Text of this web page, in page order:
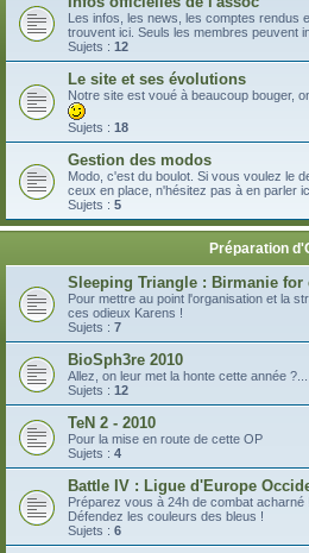
Les infos, les news, les comptes rendus
trouvent ici. Seuls les membres peuvent
Sujets : 12
Le site et ses évolutions
Notre site est voué à beaucoup bouger,
Sujets : 18
Gestion des modos
Modo, c'est du boulot. Si vous voulez le
ceux en place, n'hésitez pas à en parler
Sujets : 5
Préparation
Sleeping Triangle : Birmanie for
Pour mettre au point l'organisation et la
ces odieux Karens !
Sujets : 7
BioSph3re 2010
Allez, on leur met la honte cette année ?...
Sujets : 12
TeN 2 - 2010
Pour la mise en route de cette OP
Sujets : 4
Battle IV : Ligue d'Europe
Préparez vous à 24h de combat acharné !
Défendez les couleurs des bleus !
Sujets : 6